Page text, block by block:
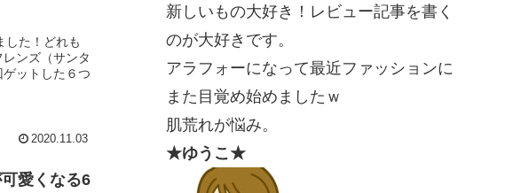
した！どれも
ンズ（サンタ
ットした６つ
2020.11.03
愛くなる6
新しいもの大好き！レビュー記事を書く
のが大好きです。
アラフォーになって最近ファッションに
また目覚め始めましたｗ
肌荒れが悩み。
★ゆうこ★